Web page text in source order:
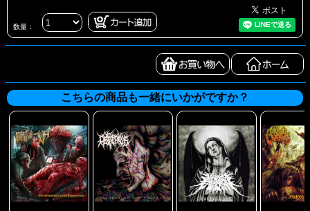
数量：
こちらの商品も一緒にいかがですか？